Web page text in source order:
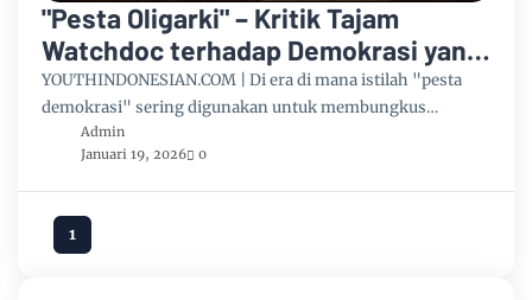
"Pesta Oligarki" – Kritik Tajam
Watchdoc terhadap Demokrasi yang
Dikuasai Elite
YOUTHINDONESIAN.COM | Di era di mana istilah "pesta
demokrasi" sering digunakan untuk membungkus…
Admin
Januari 19, 2026
0
1